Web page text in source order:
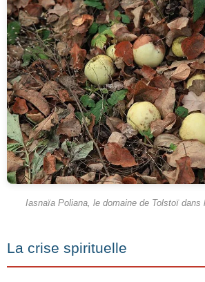
Iasnaïa Poliana, le domaine de Tolstoï dans
La crise spirituelle